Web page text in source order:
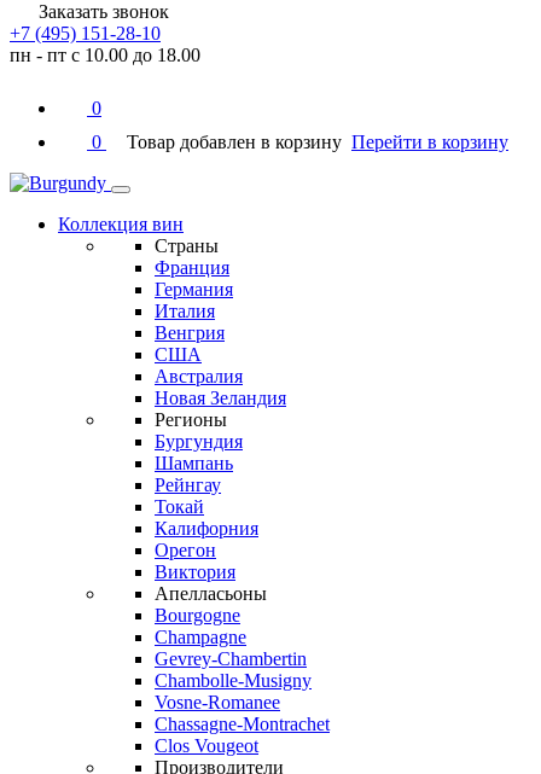
Заказать звонок
+7 (495) 151-28-10
пн - пт с 10.00 до 18.00
0
0
Товар добавлен в корзину Перейти в корзину
Коллекция вин
Страны
Франция
Германия
Италия
Венгрия
США
Австралия
Новая Зеландия
Регионы
Бургундия
Шампань
Рейнгау
Токай
Калифорния
Орегон
Виктория
Апелласьоны
Bourgogne
Champagne
Gevrey-Chambertin
Chambolle-Musigny
Vosne-Romanee
Chassagne-Montrachet
Clos Vougeot
Производители